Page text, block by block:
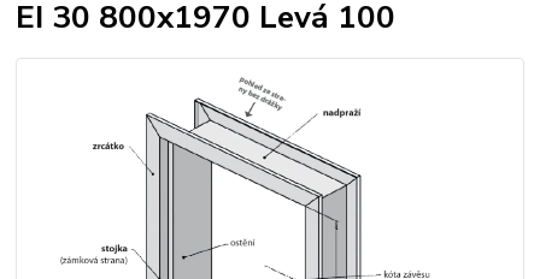
EI 30 800x1970 Levá 100